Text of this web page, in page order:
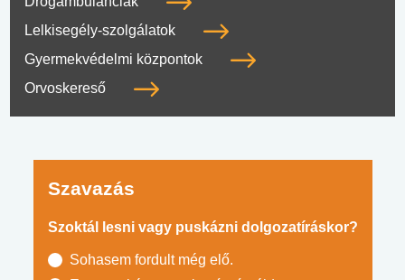
Lelkisegély-szolgálatok
Gyermekvédelmi központok
Orvoskereső
Szavazás
Szoktál lesni vagy puskázni dolgozatíráskor?
Sohasem fordult még elő.